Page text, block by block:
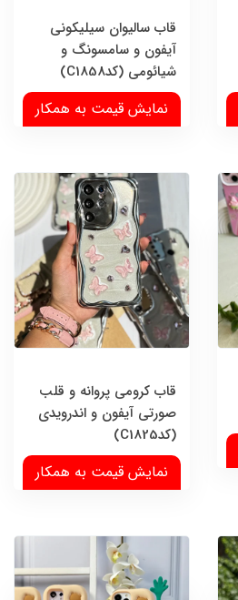
قاب سالیوان سیلیکونی
آیفون و سامسونگ و
شیائومی (کدC1858)
نمایش قیمت به همکار
قاب کرومی پروانه و قلب
صورتی آیفون و اندرویدی
(کدC1825)
نمایش قیمت به همکار